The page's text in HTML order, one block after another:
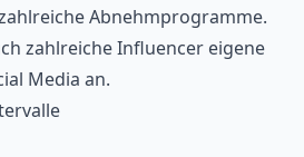
Abnehmprogramme.
zahlreiche Influencer eigene
Media an.